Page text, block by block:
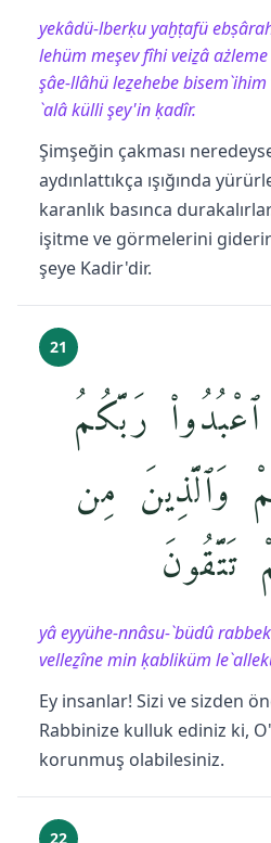
yekâdü-lberḳu yaḫṭafü
lehüm meşev fîhi veiẕâ
şâe-llâhü leẕehebe
`alâ külli şey'in ḳadîr.
Şimşeğin çakması
aydınlattıkça ışığında
karanlık basınca
işitme ve görmelerini
şeye Kadir'dir.
21
رَبَّكُمُ
وَٱلَّذِينَ مِن
تَتَّقُونَ
yâ eyyühe-nnâsu-`büdû
velleẕîne min ḳabliküm
Ey insanlar! Sizi ve sizden
Rabbinize kulluk ediniz ki,
korunmuş olabilesiniz.
22